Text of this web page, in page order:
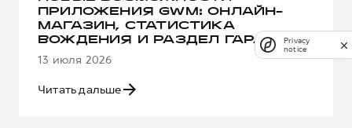
ПРИЛОЖЕНИЯ GWM: ОНЛАЙН-
МАГАЗИН, СТАТИСТИКА
ВОЖДЕНИЯ И РАЗДЕЛ ГАРАНТИИ
13 июля 2026
Читать дальше
Privacy
notice